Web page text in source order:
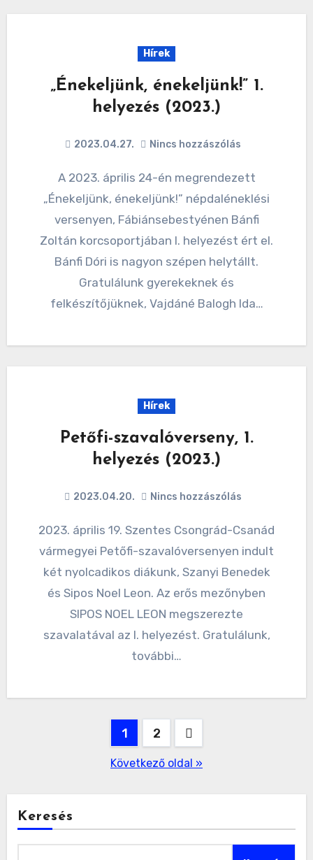
Hírek
„Énekeljünk, énekeljünk!” 1.
helyezés (2023.)
2023.04.27. Nincs hozzászólás
A 2023. április 24-én megrendezett
„Énekeljünk, énekeljünk!” népdaléneklési
versenyen, Fábiánsebestyénen Bánfi
Zoltán korcsoportjában I. helyezést ért el.
Bánfi Dóri is nagyon szépen helytállt.
Gratulálunk gyerekeknek és
felkészítőjüknek, Vajdáné Balogh Ida…
Hírek
Petőfi-szavalóverseny, 1.
helyezés (2023.)
2023.04.20. Nincs hozzászólás
2023. április 19. Szentes Csongrád-Csanád
vármegyei Petőfi-szavalóversenyen indult
két nyolcadikos diákunk, Szanyi Benedek
és Sipos Noel Leon. Az erős mezőnyben
SIPOS NOEL LEON megszerezte
szavalatával az I. helyezést. Gratulálunk,
további…
Bejegyzések
1 2
Következő oldal »
Keresés